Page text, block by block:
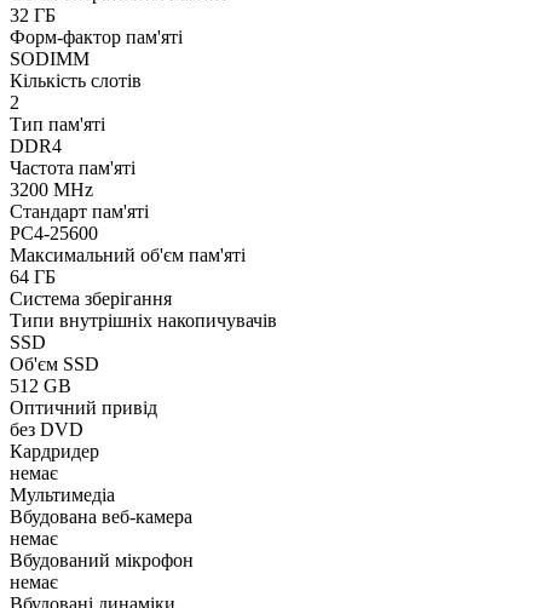
32 ГБ
Форм-фактор пам'яті
SODIMM
Кількість слотів
2
Тип пам'яті
DDR4
Частота пам'яті
3200 MHz
Стандарт пам'яті
PC4-25600
Максимальний об'єм пам'яті
64 ГБ
Система зберігання
Типи внутрішніх накопичувачів
SSD
Об'єм SSD
512 GB
Оптичний привід
без DVD
Кардридер
немає
Мультимедіа
Вбудована веб-камера
немає
Вбудований мікрофон
немає